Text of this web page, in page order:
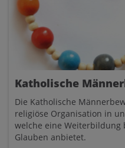
Katholische
Die Katholische
religiöse Organisation in
welche eine Weiterbildung
Glauben anbietet.